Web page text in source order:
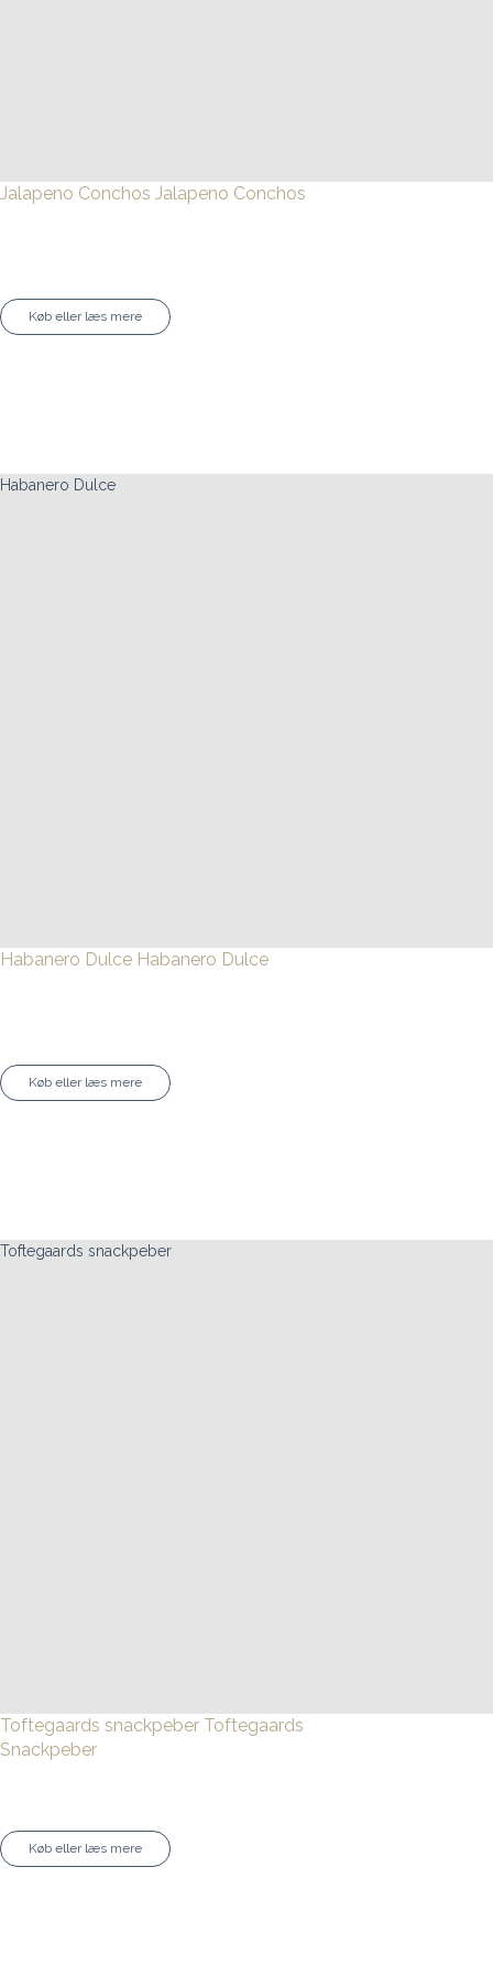
Jalapeno Conchos Jalapeno Conchos
Køb eller læs mere
Habanero Dulce
Habanero Dulce Habanero Dulce
Køb eller læs mere
Toftegaards snackpeber
Toftegaards snackpeber Toftegaards
Snackpeber
Køb eller læs mere